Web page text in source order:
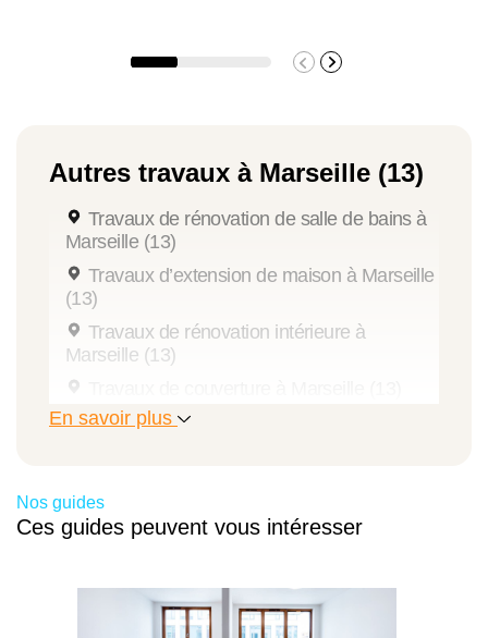
Autres travaux à Marseille (13)
Travaux de rénovation de salle de bains à
Marseille (13)
Travaux d’extension de maison à Marseille
(13)
Travaux de rénovation intérieure à
Marseille (13)
Travaux de peinture à Marseille (13)
Marseille (13)
Aide à la rénovation énergétique à
Aide isolation extérieure à Marseille (13)
En savoir plus
Nos guides
Ces guides peuvent vous intéresser